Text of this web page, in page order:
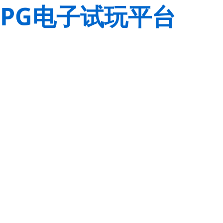
PG电子试玩平台